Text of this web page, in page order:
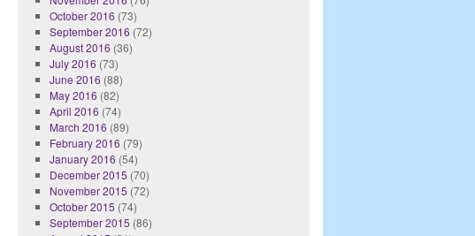
October 2016 (73)
September 2016 (72)
August 2016 (36)
July 2016 (73)
June 2016 (88)
May 2016 (82)
April 2016 (74)
March 2016 (89)
February 2016 (79)
January 2016 (54)
December 2015 (70)
November 2015 (72)
October 2015 (74)
September 2015 (86)